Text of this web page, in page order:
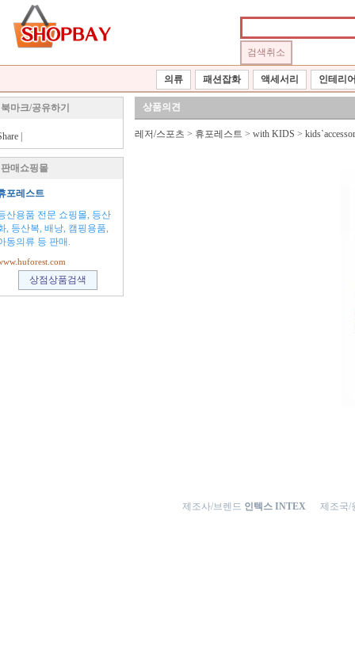
의류 패션잡화 액세서리 인테리
북마크/공유하기
판매쇼핑몰
포레스트
산용품 전문 쇼핑몰, 등산
, 등산복, 배낭, 캠핑용품,
동의류 등 판매.
상품의견
레저/스포츠 > 휴포레스트 > with KIDS >
제조사/브렌드 인텍스 INTEX 제조국/